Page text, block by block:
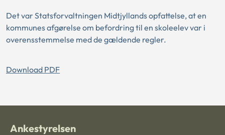
Det var Statsforvaltningen Midtjyllands opfattelse, at en
kommunes afgørelse om befordring til en skoleelev var i
overensstemmelse med de gældende regler.
Download PDF
Ankestyrelsen